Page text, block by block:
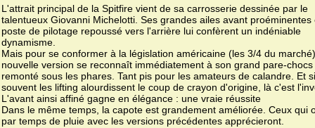
L'attrait principal de la Spitfire vient de sa carrosserie dessinée par le
talentueux Giovanni Michelotti. Ses grandes ailes avant proéminentes
poste de pilotage repoussé vers l'arrière lui confèrent un indéniable
dynamisme.
Mais pour se conformer à la législation américaine (les 3/4 du
nouvelle version se reconnaît immédiatement à son grand pare-
remonté sous les phares. Tant pis pour les amateurs de calandre. Et si
souvent les lifting alourdissent le coup de crayon d'origine, là c'est
L'avant ainsi affiné gagne en élégance : une vraie réussite
Dans le même temps, la capote est grandement améliorée. Ceux qui
par temps de pluie avec les versions précédentes apprécieront.